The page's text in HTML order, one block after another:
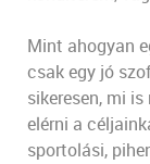
Mint ahogyan
csak egy jó
sikeresen, mi
elérni a
sportolási,